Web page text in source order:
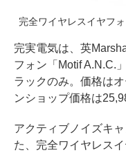
完全ワイヤレスイヤフォ
完実電気は、英
フォン「Motif A.N.C.
ラックのみ。価格は
ンショップ価格は
アクティブノイズキ
た、完全ワイヤレス